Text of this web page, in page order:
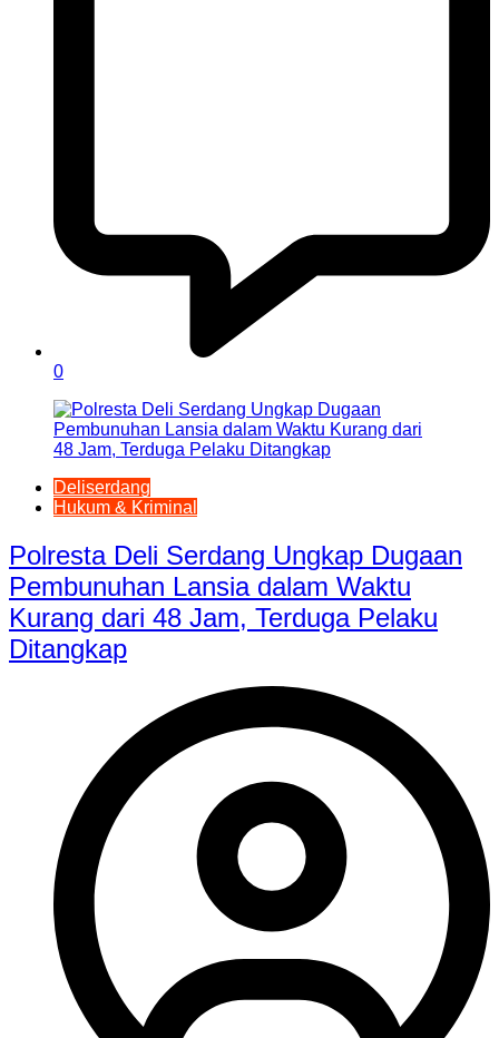
0
Deliserdang
Hukum & Kriminal
Polresta Deli Serdang Ungkap Dugaan
Pembunuhan Lansia dalam Waktu
Kurang dari 48 Jam, Terduga Pelaku
Ditangkap